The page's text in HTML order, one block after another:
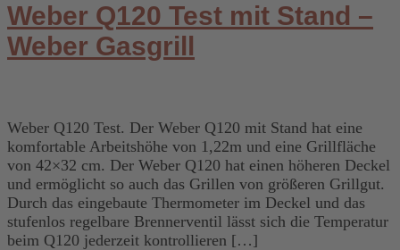
Weber Q120 Test mit Stand –
Weber Gasgrill
Weber Q120 Test. Der Weber Q120 mit Stand hat eine
komfortable Arbeitshöhe von 1,22m und eine Grillfläche
von 42×32 cm. Der Weber Q120 hat einen höheren Deckel
und ermöglicht so auch das Grillen von größeren Grillgut.
Durch das eingebaute Thermometer im Deckel und das
stufenlos regelbare Brennerventil lässt sich die Temperatur
beim Q120 jederzeit kontrollieren […]